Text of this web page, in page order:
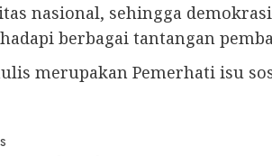
nasional, sehingga
berbagai tantangan
merupakan Pemerhati isu